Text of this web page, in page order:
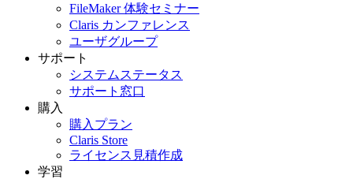
FileMaker 体験セミナー
Claris カンファレンス
ユーザグループ
サポート
システムステータス
サポート窓口
購入
購入プラン
Claris Store
ライセンス見積作成
学習